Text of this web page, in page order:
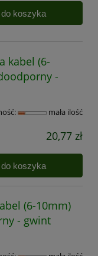
do koszyka
kabel (6-
-
mała ilość
20,77 zł
do koszyka
(6-10mm)
- gwint